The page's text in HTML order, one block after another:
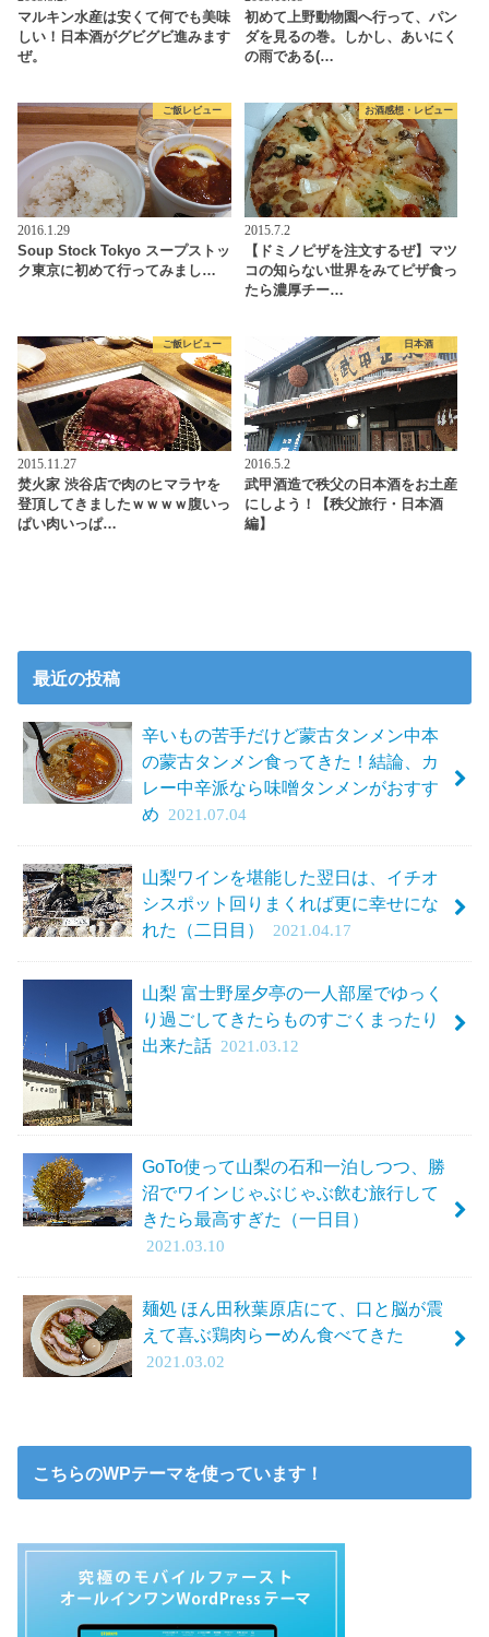
マルキン水産は安くて何でも美味
しい！日本酒がグビグビ進みます
ぜ。
初めて上野動物園へ行って、パン
ダを見るの巻。しかし、あいにく
の雨である(…
ご飯レビュー
2016.1.29
Soup Stock Tokyo スープストッ
ク東京に初めて行ってみまし…
お酒感想・レビュー
2015.7.2
【ドミノピザを注文するぜ】マツ
コの知らない世界をみてピザ食っ
たら濃厚チー…
ご飯レビュー
2015.11.27
焚火家 渋谷店で肉のヒマラヤを
登頂してきましたｗｗｗｗ腹いっ
ぱい肉いっぱ…
日本酒
2016.5.2
武甲酒造で秩父の日本酒をお土産
にしよう！【秩父旅行・日本酒
編】
最近の投稿
辛いもの苦手だけど蒙古タンメン中本
の蒙古タンメン食ってきた！結論、カ
レー中辛派なら味噌タンメンがおすす
め 2021.07.04
山梨ワインを堪能した翌日は、イチオ
シスポット回りまくれば更に幸せにな
れた（二日目）
2021.04.17
山梨 富士野屋夕亭の一人部屋でゆっく
り過ごしてきたらものすごくまったり
出来た話 2021.03.12
GoTo使って山梨の石和一泊しつつ、勝
沼でワインじゃぶじゃぶ飲む旅行して
きたら最高すぎた（一日目）
2021.03.10
麺処 ほん田秋葉原店にて、口と脳が震
えて喜ぶ鶏肉らーめん食べてきた
2021.03.02
こちらのWPテーマを使っています！